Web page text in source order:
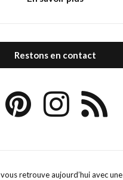
Restons en contact
retrouve aujourd’hui avec une